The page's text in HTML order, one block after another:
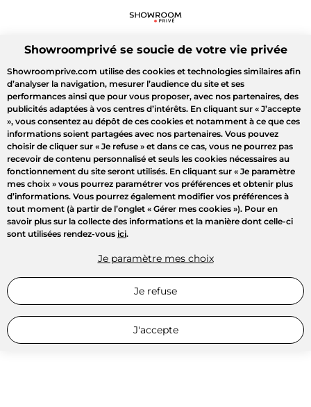
Showroomprivé se soucie de votre vie privée
Showroomprive.com utilise des cookies et technologies similaires afin
d’analyser la navigation, mesurer l’audience du site et ses
performances ainsi que pour vous proposer, avec nos partenaires, des
publicités adaptées à vos centres d’intérêts. En cliquant sur « J’accepte
», vous consentez au dépôt de ces cookies et notamment à ce que ces
informations soient partagées avec nos partenaires. Vous pouvez
choisir de cliquer sur « Je refuse » et dans ce cas, vous ne pourrez pas
recevoir de contenu personnalisé et seuls les cookies nécessaires au
fonctionnement du site seront utilisés. En cliquant sur « Je paramètre
mes choix » vous pourrez paramétrer vos préférences et obtenir plus
d’informations. Vous pourrez également modifier vos préférences à
tout moment (à partir de l’onglet « Gérer mes cookies »). Pour en
savoir plus sur la collecte des informations et la manière dont celle-ci
sont utilisées rendez-vous ici.
Je paramètre mes choix
Je refuse
J'accepte